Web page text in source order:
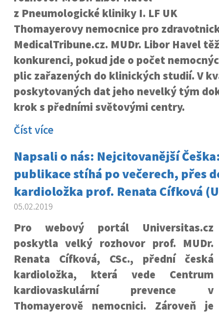
z Pneumologické kliniky I. LF UK
Thomayerovy nemocnice pro
MedicalTribune.cz. MUDr. Libor Havel
konkurenci, pokud jde o počet
plic zařazených do klinických studií. V
poskytovaných dat jeho nevelký tým
krok s předními světovými centry.
Číst více
Napsali o nás: Nejcitovanější
publikace stíhá po večerech, přes
kardioložka prof. Renata Cífková
05.02.2019
Pro webový portál Universitas.cz
poskytla velký rozhovor prof. MUDr.
Renata Cífková, CSc., přední česká
kardioložka, která vede Centrum
kardiovaskulární prevence v
Thomayerově nemocnici. Zároveň je